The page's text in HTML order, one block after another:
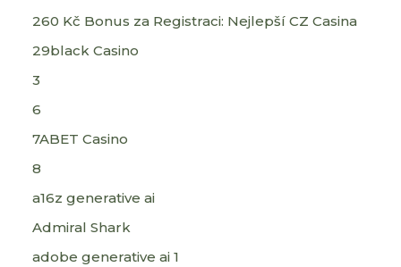
260 Kč Bonus za Registraci: Nejlepší CZ Casina
29black Casino
3
6
7ABET Casino
8
a16z generative ai
Admiral Shark
adobe generative ai 1